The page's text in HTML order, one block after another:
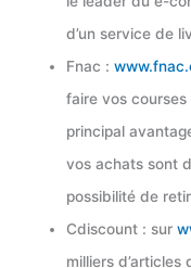
d’un service de
Fnac :
faire vos
principal
vos achats sont
possibilité de
Cdiscount : sur
milliers